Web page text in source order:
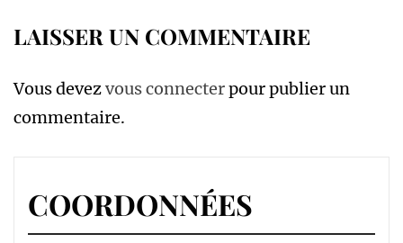
LAISSER UN COMMENTAIRE
Vous devezvous connecterpour publier un
commentaire.
COORDONNÉES